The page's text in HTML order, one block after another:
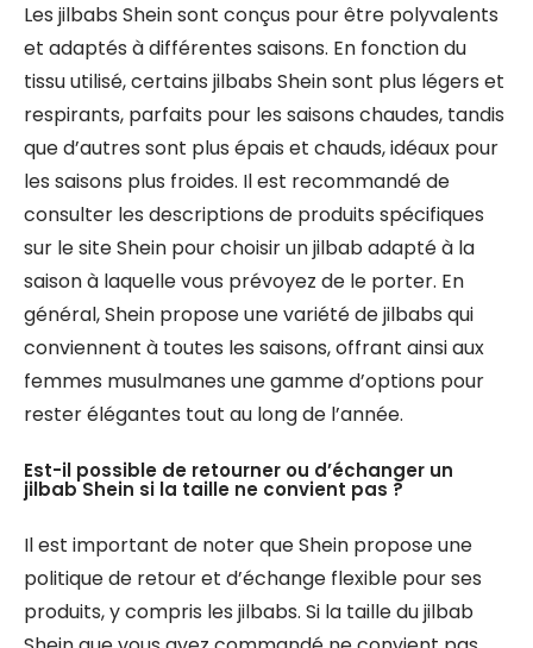
Les jilbabs Shein sont conçus pour être polyvalents
et adaptés à différentes saisons. En fonction du
tissu utilisé, certains jilbabs Shein sont plus légers et
respirants, parfaits pour les saisons chaudes, tandis
que d’autres sont plus épais et chauds, idéaux pour
les saisons plus froides. Il est recommandé de
consulter les descriptions de produits spécifiques
sur le site Shein pour choisir un jilbab adapté à la
saison à laquelle vous prévoyez de le porter. En
général, Shein propose une variété de jilbabs qui
conviennent à toutes les saisons, offrant ainsi aux
femmes musulmanes une gamme d’options pour
rester élégantes tout au long de l’année.
Est-il possible de retourner ou d’échanger un
jilbab Shein si la taille ne convient pas ?
Il est important de noter que Shein propose une
politique de retour et d’échange flexible pour ses
produits, y compris les jilbabs. Si la taille du jilbab